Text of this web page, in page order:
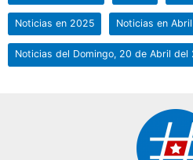
Noticias en 2025 Noticias en
Noticias del Domingo, 20 de Abril del